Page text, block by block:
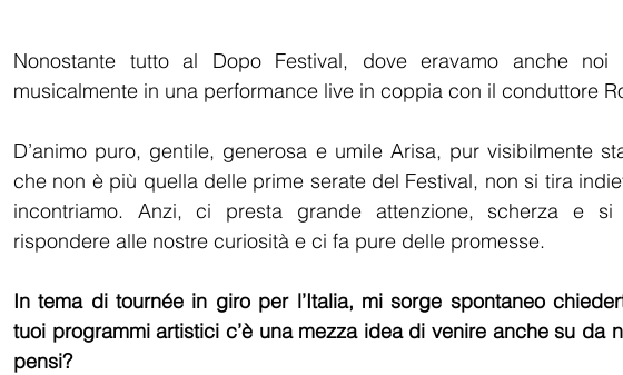
Nonostante tutto al Dopo Festival, dove eravamo anche
musicalmente in una performance live in coppia con il conduttore
D’animo puro, gentile, generosa e umile Arisa, pur visibilmente
che non è più quella delle prime serate del Festival, non si tira
incontriamo. Anzi, ci presta grande attenzione, scherza e si
rispondere alle nostre curiosità e ci fa pure delle promesse.
In tema di tournée in giro per l’Italia, mi sorge spontaneo
tuoi programmi artistici c’è una mezza idea di venire anche su da
pensi?